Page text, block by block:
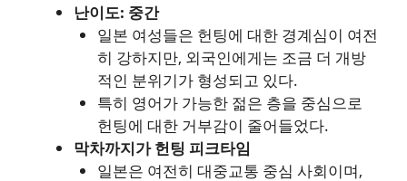
난이도: 중간
일본 여성들은 헌팅에 대한 경계심이 여전
히 강하지만, 외국인에게는 조금 더 개방
적인 분위기가 형성되고 있다.
특히 영어가 가능한 젊은 층을 중심으로
헌팅에 대한 거부감이 줄어들었다.
막차까지가 헌팅 피크타임
일본은 여전히 대중교통 중심 사회이며,